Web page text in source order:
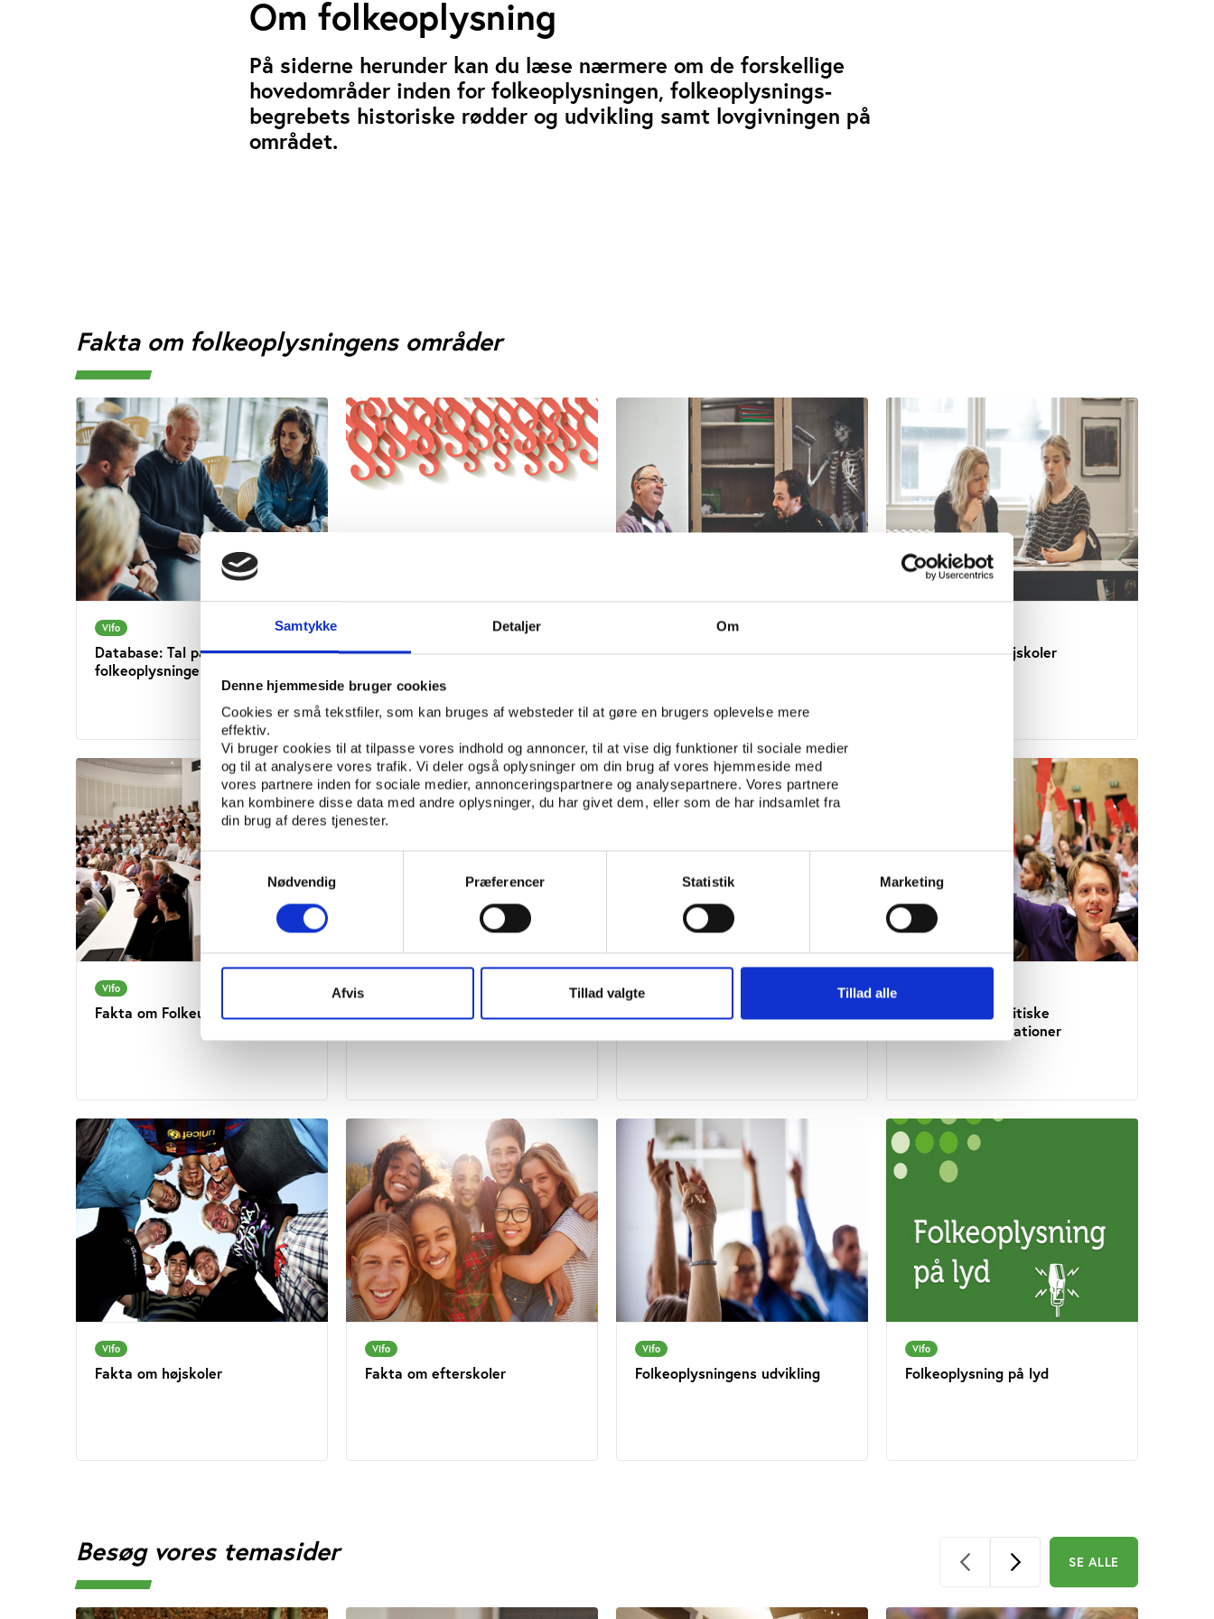
Samtykke Detaljer Om
Denne hjemmeside bruger cookies
Cookies er små tekstfiler, som kan bruges af websteder til at gøre en brugers oplevelse mere
effektiv.
Vi bruger cookies til at tilpasse vores indhold og annoncer, til at vise dig funktioner til sociale medier
og til at analysere vores trafik. Vi deler også oplysninger om din brug af vores hjemmeside med
vores partnere inden for sociale medier, annonceringspartnere og analysepartnere. Vores partnere
kan kombinere disse data med andre oplysninger, du har givet dem, eller som de har indsamlet fra
din brug af deres tjenester.
Samtykkevalg
Nødvendig
Præferencer Statistik Marketing
Afvis Tillad valgte Tillad alle
Om folkeoplysning
På siderne herunder kan du læse nærmere om de forskellige
hovedområder inden for folkeoplysningen, folkeoplysnings-
begrebets historiske rødder og udvikling samt lovgivningen på
området.
Fakta om folkeoplysningens områder
Vifo
Database: Tal på
folkeoplysningen i kommunerne
Folkeoplysningsloven Fakta om aftenskoler Fakta om daghøjskoler
Vifo
Fakta om Folkeuniversitetet Fakta om spejdere
Vifo
Fakta om de religiøse
Fakta om de politiske
ungdomsorganisationer
Vifo
Fakta om højskoler
Vifo
Fakta om efterskoler
Vifo
Folkeoplysningens udvikling
Vifo
Folkeoplysning på lyd
Besøg vores temasider SE ALLE